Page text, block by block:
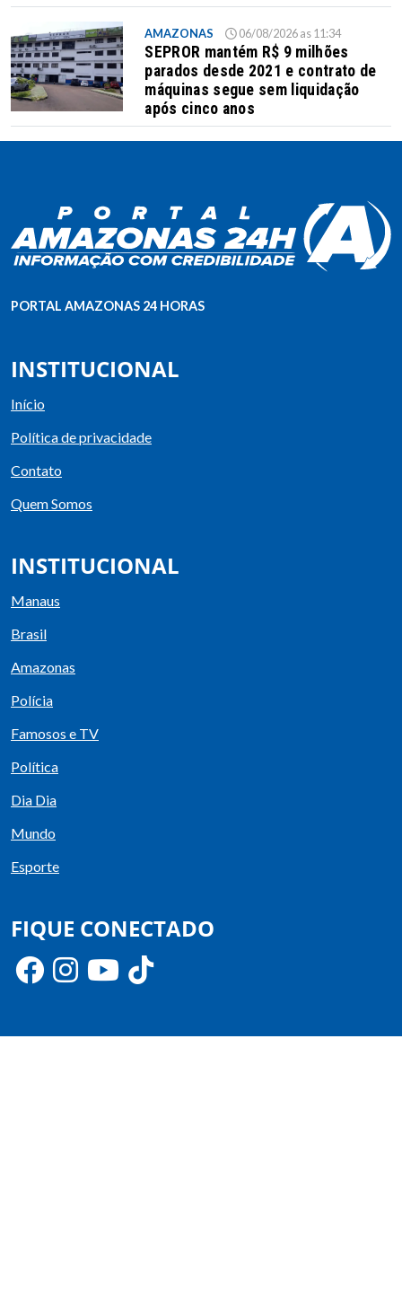
AMAZONAS 06/08/2026 as 11:34
SEPROR mantém R$ 9 milhões
parados desde 2021 e contrato de
máquinas segue sem liquidação
após cinco anos
PORTAL AMAZONAS 24 HORAS
INSTITUCIONAL
Início
Política de privacidade
Contato
Quem Somos
INSTITUCIONAL
Manaus
Brasil
Amazonas
Polícia
Famosos e TV
Política
Dia Dia
Mundo
Esporte
FIQUE CONECTADO